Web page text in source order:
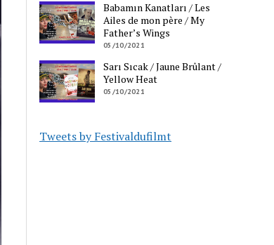
Babamın Kanatları / Les
Ailes de mon père / My
Father’s Wings
05/10/2021
Sarı Sıcak / Jaune Brûlant /
Yellow Heat
05/10/2021
Tweets by Festivaldufilmt